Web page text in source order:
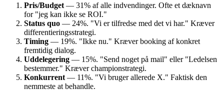
Pris/Budget — 31% af alle indvendinger. Ofte et dæknavn
for "jeg kan ikke se ROI."
Status quo — 24%. "Vi er tilfredse med det vi har." Kræver
differentieringsstrategi.
Timing — 19%. "Ikke nu." Kræver booking af konkret
fremtidig dialog.
Uddelegering — 15%. "Send noget på mail" eller "Ledelsen
bestemmer." Kræver championstrategi.
Konkurrent — 11%. "Vi bruger allerede X." Faktisk den
nemmeste at behandle.